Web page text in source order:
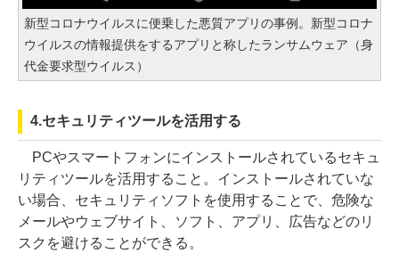
新型コロナウイルスに便乗した悪質アプリの事例。新型コロナ
ウイルスの情報提供をするアプリと称したランサムウェア（身
代金要求型ウイルス）
4.セキュリティツールを活用する
PCやスマートフォンにインストールされているセキュ
リティツールを活用すること。インストールされていな
い場合、セキュリティソフトを使用することで、危険な
メールやウェブサイト、ソフト、アプリ、広告などのリ
スクを避けることができる。